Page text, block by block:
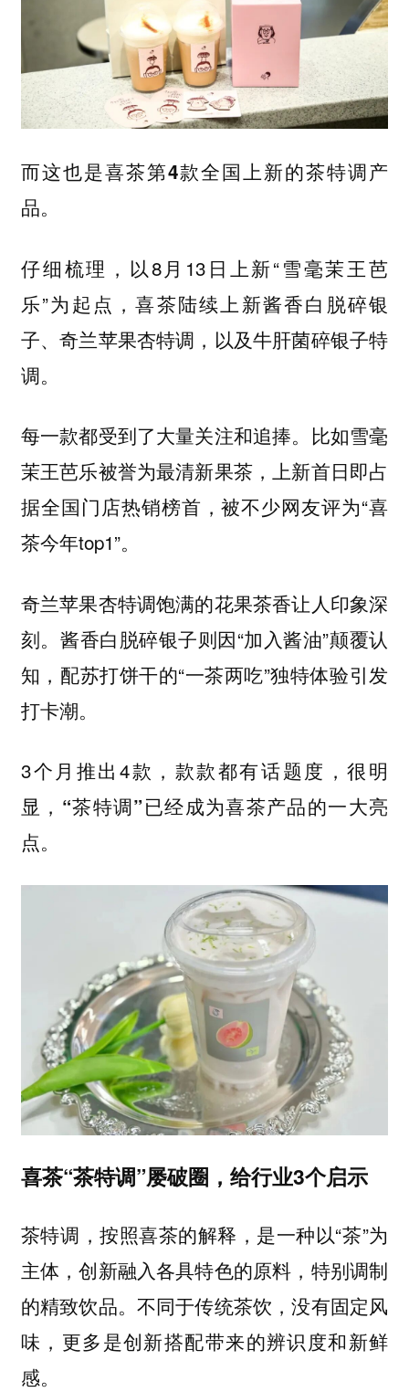
而这也是喜茶第4款全国上新的茶特调产
品。
仔细梳理，以8月13日上新“雪毫茉王芭
乐”为起点，喜茶陆续上新酱香白脱碎银
子、奇兰苹果杏特调，以及牛肝菌碎银子特
调。
每一款都受到了大量关注和追捧。比如雪毫
茉王芭乐被誉为最清新果茶 ，上新首日即占
据全国门店热销榜首，被不少网友评为“喜
茶今年top1”。
奇兰苹果杏特调饱满的花果茶香让人印象深
刻。酱香白脱碎银子则因“加入酱油”颠覆认
知，配苏打饼干的“一茶两吃”独特体验引发
打卡潮。
3个月推出4款，款款都有话题度，很明
显， “茶特调”已经成为喜茶产品的一大亮
点。
喜茶“茶特调”屡破圈，给行业3个启示
茶特调，按照喜茶的解释，是一种以“茶”为
主体，创新融入各具特色的原料，特别调制
的精致饮品。不同于传统茶饮，没有固定风
味，更多是创新搭配带来的辨识度和新鲜
感。